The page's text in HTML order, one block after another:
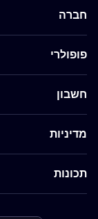
חברה
פופולרי
חשבון
מדיניות
תכונות